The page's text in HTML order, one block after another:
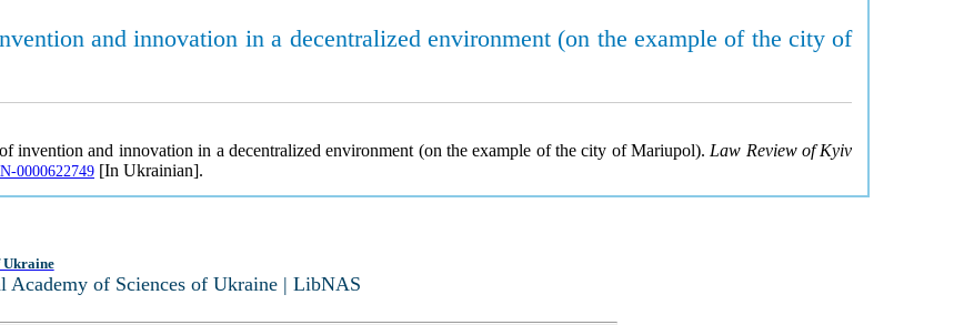
and innovation in a decentralized environment (on the example of the city of
invention and innovation in a decentralized environment (on the example of the city of Mariupol). Law Review of Kyiv
0000622749[In Ukrainian].
Ukraine
of Sciences of Ukraine | LibNAS